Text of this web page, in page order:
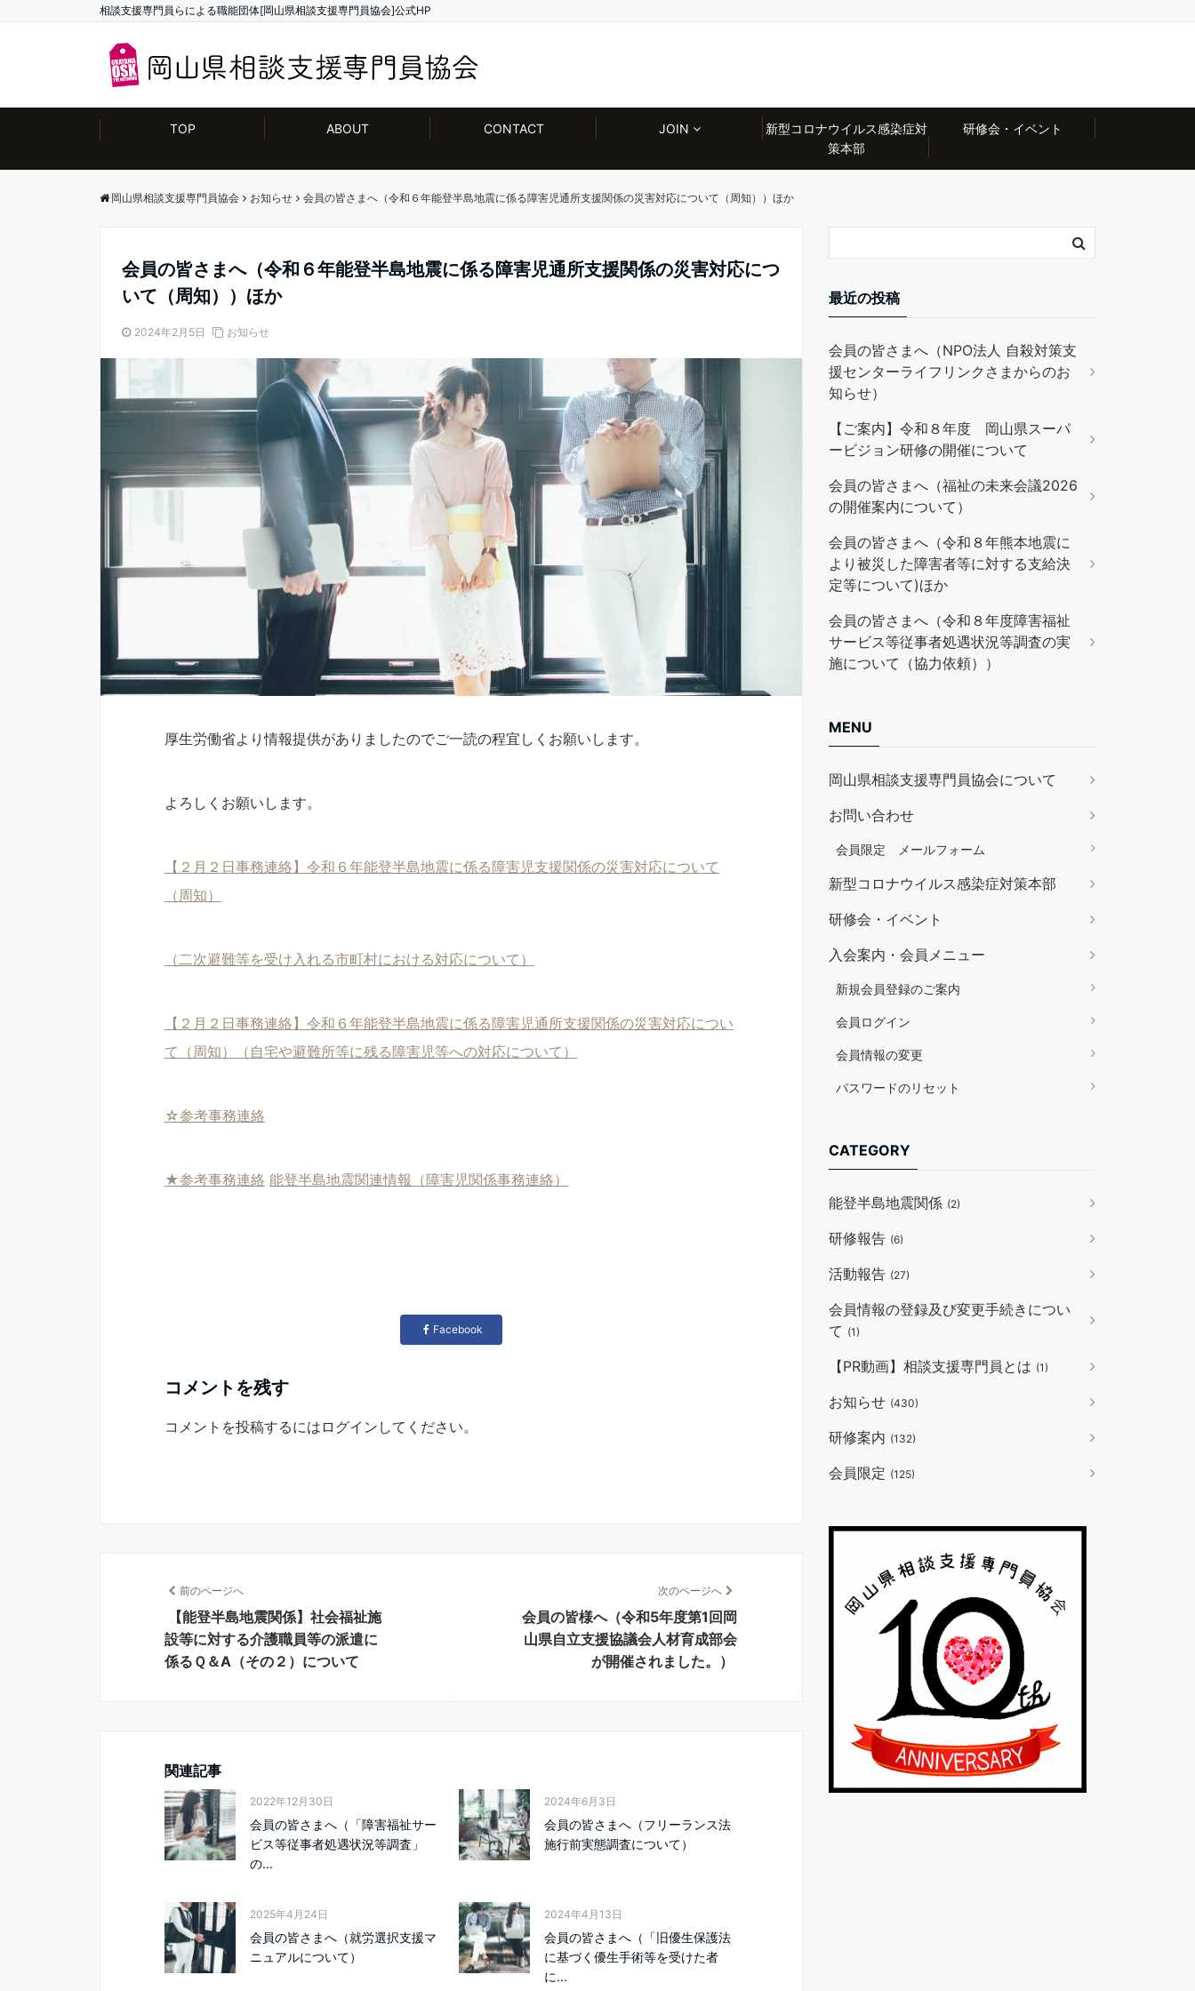
相談支援専門員らによる職能団体[岡山県相談支援専門員協会]公式HP
TOP ABOUT CONTACT JOIN
新型コロナウイルス感染症対
策本部
研修会・イベント
岡山県相談支援専門員協会 お知らせ 会員の皆さまへ（令和６年能登半島地震に係る障害児通所支援関係の災害対応について（周知））ほか
会員の皆さまへ（令和６年能登半島地震に係る障害児通所支援関係の災害対応につ
いて（周知））ほか
2024年2月5日 お知らせ
厚生労働省より情報提供がありましたのでご一読の程宜しくお願いします。
よろしくお願いします。
【２月２日事務連絡】令和６年能登半島地震に係る障害児支援関係の災害対応について
（周知）
（二次避難等を受け入れる市町村における対応について）
【２月２日事務連絡】令和６年能登半島地震に係る障害児通所支援関係の災害対応につい
て（周知）（自宅や避難所等に残る障害児等への対応について）
☆参考事務連絡
★参考事務連絡 能登半島地震関連情報（障害児関係事務連絡）
Facebook
コメントを残す
コメントを投稿するには ログイン してください。
前のページへ
【能登半島地震関係】社会福祉施
設等に対する介護職員等の派遣に
係るＱ＆A（その２）について
次のページへ
会員の皆様へ（令和5年度第1回岡
山県自立支援協議会人材育成部会
が開催されました。）
関連記事
2022年12月30日
会員の皆さまへ（「障害福祉サー
ビス等従事者処遇状況等調査」
の...
2024年6月3日
会員の皆さまへ（フリーランス法
施行前実態調査について）
2025年4月24日
会員の皆さまへ（就労選択支援マ
ニュアルについて）
2024年4月13日
会員の皆さまへ（「旧優生保護法
に基づく優生手術等を受けた者
に...
最近の投稿
会員の皆さまへ（NPO法人 自殺対策支
援センターライフリンクさまからのお
知らせ）
【ご案内】令和８年度 岡山県スーパ
ービジョン研修の開催について
会員の皆さまへ（福祉の未来会議2026
の開催案内について）
会員の皆さまへ（令和８年熊本地震に
より被災した障害者等に対する支給決
定等について)ほか
会員の皆さまへ（令和８年度障害福祉
サービス等従事者処遇状況等調査の実
施について（協力依頼））
MENU
岡山県相談支援専門員協会について
お問い合わせ
会員限定 メールフォーム
新型コロナウイルス感染症対策本部
研修会・イベント
入会案内・会員メニュー
新規会員登録のご案内
会員ログイン
会員情報の変更
パスワードのリセット
CATEGORY
能登半島地震関係 (2)
研修報告 (6)
活動報告 (27)
会員情報の登録及び変更手続きについ
て (1)
【PR動画】相談支援専門員とは (1)
お知らせ (430)
研修案内 (132)
会員限定 (125)